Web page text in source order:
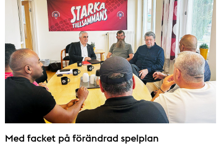
Med facket på förändrad spelplan